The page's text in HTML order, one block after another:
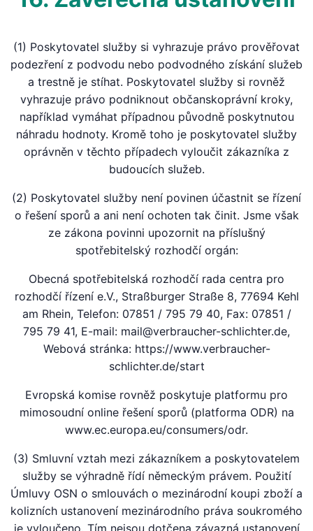
(1) Poskytovatel služby si vyhrazuje právo prověřovat
podezření z podvodu nebo podvodného získání služeb
a trestně je stíhat. Poskytovatel služby si rovněž
vyhrazuje právo podniknout občanskoprávní kroky,
například vymáhat případnou původně poskytnutou
náhradu hodnoty. Kromě toho je poskytovatel služby
oprávněn v těchto případech vyloučit zákazníka z
budoucích služeb.
(2) Poskytovatel služby není povinen účastnit se řízení
o řešení sporů a ani není ochoten tak činit. Jsme však
ze zákona povinni upozornit na příslušný
spotřebitelský rozhodčí orgán:
Obecná spotřebitelská rozhodčí rada centra pro
rozhodčí řízení e.V., Straßburger Straße 8, 77694 Kehl
am Rhein, Telefon: 07851 / 795 79 40, Fax: 07851 /
795 79 41, E-mail: mail@verbraucher-schlichter.de,
Webová stránka: https://www.verbraucher-
schlichter.de/start
Evropská komise rovněž poskytuje platformu pro
mimosoudní online řešení sporů (platforma ODR) na
www.ec.europa.eu/consumers/odr.
(3) Smluvní vztah mezi zákazníkem a poskytovatelem
služby se výhradně řídí německým právem. Použití
Úmluvy OSN o smlouvách o mezinárodní koupi zboží a
kolizních ustanovení mezinárodního práva soukromého
je vyloučeno. Tím nejsou dotčena závazná ustanovení